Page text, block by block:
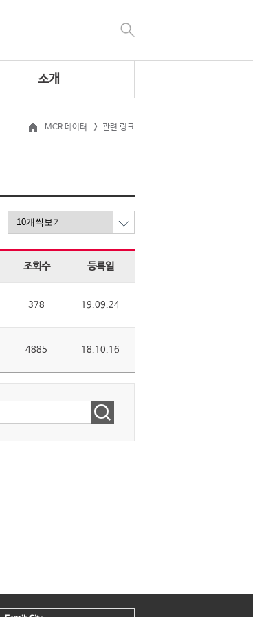
소개
MCR 데이터 관련 링크
조회수 등록일
378 19.09.24
4885 18.10.16